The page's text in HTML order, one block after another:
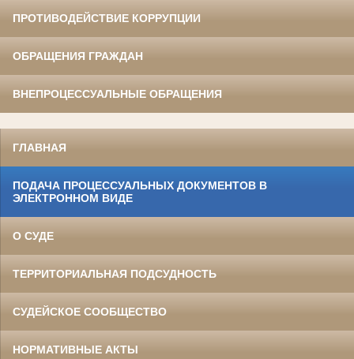
ПРОТИВОДЕЙСТВИЕ КОРРУПЦИИ
ОБРАЩЕНИЯ ГРАЖДАН
ВНЕПРОЦЕССУАЛЬНЫЕ ОБРАЩЕНИЯ
ГЛАВНАЯ
ПОДАЧА ПРОЦЕССУАЛЬНЫХ ДОКУМЕНТОВ В
ЭЛЕКТРОННОМ ВИДЕ
О СУДЕ
ТЕРРИТОРИАЛЬНАЯ ПОДСУДНОСТЬ
СУДЕЙСКОЕ СООБЩЕСТВО
НОРМАТИВНЫЕ АКТЫ